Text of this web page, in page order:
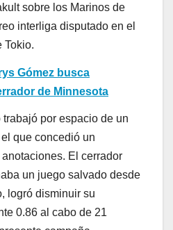
sobre los Marinos de
interliga disputado en el
Tokio.
Gómez busca
de Minnesota
por espacio de un
que concedió un
El cerrador
un juego salvado desde
logró disminuir su
0.86 al cabo de 21